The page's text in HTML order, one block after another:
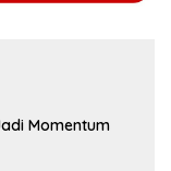
Momentum